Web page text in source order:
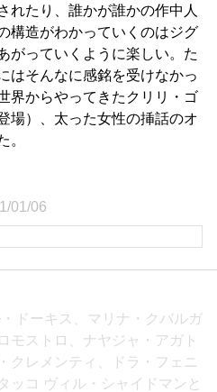
れたり、誰かが誰かの作中人
構造がわかっていくのはジグ
がっていくように楽しい。た
はそんなに感銘を受けなかっ
界からやってきたクリリ・ゴ
場）、太った女性の挿話のオ
。
01/06
ドーキス、マリナ・クバルガ
モストロ、ナヤジャ・アガト
クレメンティ、ドラ・フェニ
ッコ ヴィル・シャイドマンと